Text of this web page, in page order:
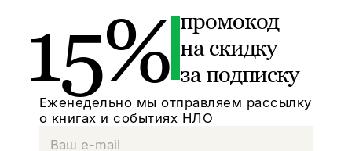
15% промокод
на скидку
за подписку
Еженедельно мы отправляем рассылку
о книгах и событиях НЛО